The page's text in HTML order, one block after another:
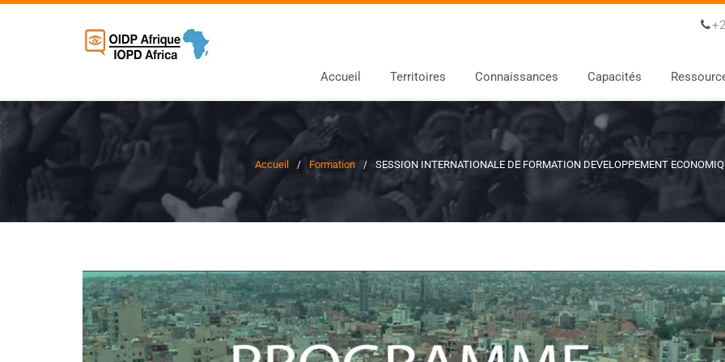
Accueil Territoires Connaissances Capacités
Accueil Formation SESSION INTERNATIONALE DE FORMATION DEVELOPPEMENT